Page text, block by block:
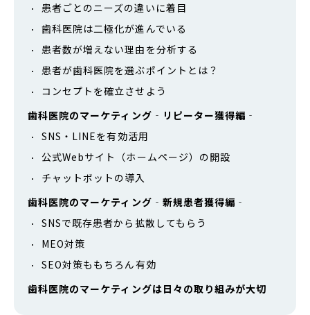
患者ごとのニーズの違いに着目
歯科医院は二極化が進んでいる
患者数が増えない理由を分析する
患者が歯科医院を選ぶポイントとは？
コンセプトを確立させよう
歯科医院のマーケティング‐リピーター獲得編‐
SNS・LINEを有効活用
公式Webサイト（ホームページ）の開設
チャットボットの導入
歯科医院のマーケティング‐新規患者獲得編‐
SNSで既存患者から拡散してもらう
MEO対策
SEO対策ももちろん有効
歯科医院のマーケティングは日々の取り組みが大切